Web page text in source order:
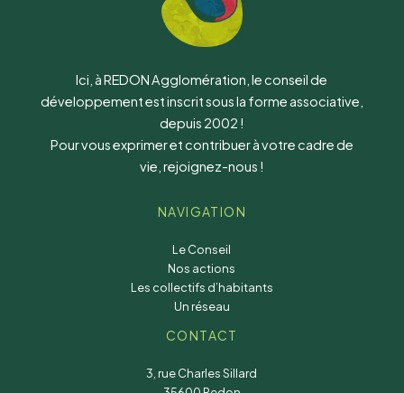
Ici, à REDON Agglomération, le conseil de
développement est inscrit sous la forme associative,
depuis 2002 !
Pour vous exprimer et contribuer à votre cadre de
vie, rejoignez-nous !
NAVIGATION
Le Conseil
Nos actions
Les collectifs d’habitants
Un réseau
CONTACT
3, rue Charles Sillard